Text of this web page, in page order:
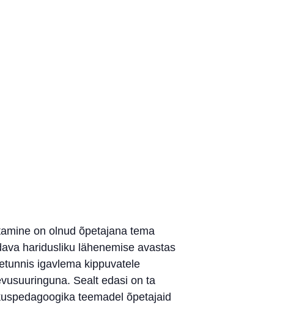
on olnud õpetajana tema
haridusliku lähenemise avastas
igavlema kippuvatele
Sealt edasi on ta
teemadel õpetajaid